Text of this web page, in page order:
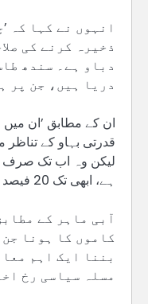
انہوں نے کہا کہ
ذخیرہ کرنے کی
دباو ہے۔ سندھ
دریا ہیں، جن پر
قدرتی بہاو کے تناظر
لیکن وہ اب تک صرف
ہے، ابھی تک 20 فیصد تک بھی نہیں پہنچا۔‘
آبی ماہر کے
کاموں کا ہونا
بننا ایک اہم
مسلہ سیاسی رخ